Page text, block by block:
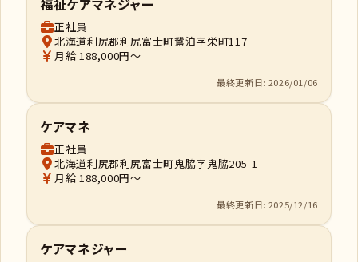
正社員
北海道利尻郡利尻富士町鴛泊字栄町117
月給 188,000円～
最終更新日: 2026/01/06
ケアマネ
正社員
北海道利尻郡利尻富士町鬼脇字鬼脇205-1
月給 188,000円～
最終更新日: 2025/12/16
ケアマネジャー